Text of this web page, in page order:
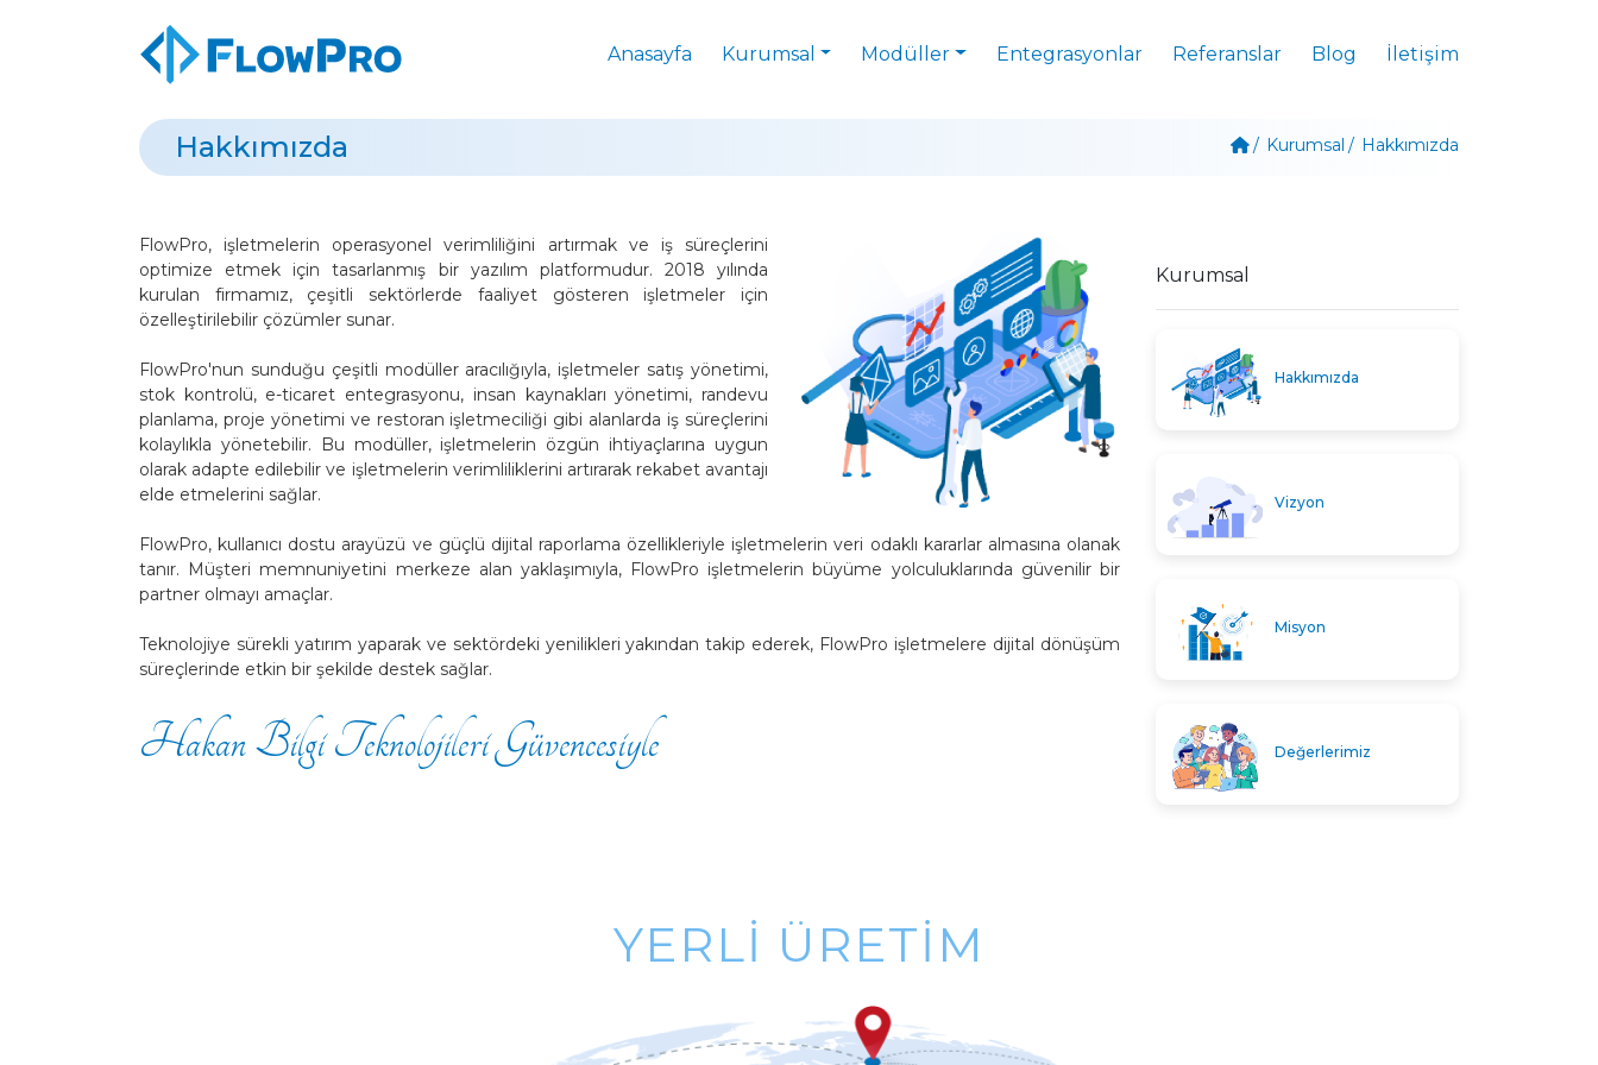
Anasayfa Kurumsal Modüller Entegrasyonlar Referanslar Blog İletişim
Hakkımızda Kurumsal Hakkımızda
FlowPro, işletmelerin operasyonel verimliliğini artırmak ve iş süreçlerini
optimize etmek için tasarlanmış bir yazılım platformudur. 2018 yılında
kurulan firmamız, çeşitli sektörlerde faaliyet gösteren işletmeler için
özelleştirilebilir çözümler sunar.
FlowPro'nun sunduğu çeşitli modüller aracılığıyla, işletmeler satış yönetimi,
stok kontrolü, e-ticaret entegrasyonu, insan kaynakları yönetimi, randevu
planlama, proje yönetimi ve restoran işletmeciliği gibi alanlarda iş süreçlerini
kolaylıkla yönetebilir. Bu modüller, işletmelerin özgün ihtiyaçlarına uygun
olarak adapte edilebilir ve işletmelerin verimliliklerini artırarak rekabet avantajı
elde etmelerini sağlar.
FlowPro, kullanıcı dostu arayüzü ve güçlü dijital raporlama özellikleriyle işletmelerin veri odaklı kararlar almasına olanak
tanır. Müşteri memnuniyetini merkeze alan yaklaşımıyla, FlowPro işletmelerin büyüme yolculuklarında güvenilir bir
partner olmayı amaçlar.
Teknolojiye sürekli yatırım yaparak ve sektördeki yenilikleri yakından takip ederek, FlowPro işletmelere dijital dönüşüm
süreçlerinde etkin bir şekilde destek sağlar.
Hakan Bilgi Teknolojileri Güvencesiyle
Kurumsal
Hakkımızda
Vizyon
Misyon
Değerlerimiz
YERLI ÜRETIM
MILLI SERMAYE